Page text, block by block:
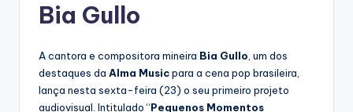
Bia Gullo
A cantora e compositora mineira Bia Gullo, um dos
destaques da Alma Musicpara a cena pop brasileira,
lança nesta sexta-feira (23) o seu primeiro projeto
audiovisual. Intitulado “Pequenos Momentos